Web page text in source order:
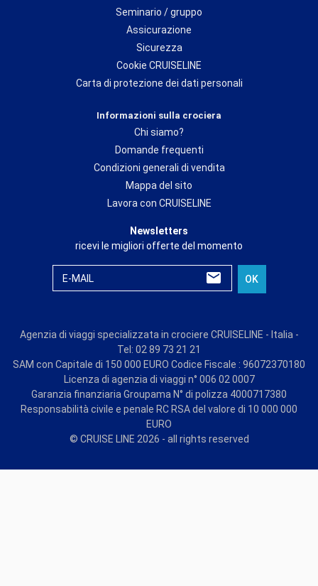
Seminario / gruppo
Assicurazione
Sicurezza
Cookie CRUISELINE
Carta di protezione dei dati personali
Informazioni sulla crociera
Chi siamo?
Domande frequenti
Condizioni generali di vendita
Mappa del sito
Lavora con CRUISELINE
Newsletters
ricevi le migliori offerte del momento
E-MAIL OK
Agenzia di viaggi specializzata in crociere CRUISELINE - Italia -
Tel: 02 89 73 21 21
SAM con Capitale di 150 000 EURO Codice Fiscale : 96072370180
Licenza di agenzia di viaggi n° 006 02 0007
Garanzia finanziaria Groupama N° di polizza 4000717380
Responsabilità civile e penale RC RSA del valore di 10 000 000
EURO
© CRUISE LINE 2026 - all rights reserved